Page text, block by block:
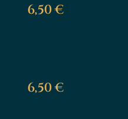
6,50 €
6,50 €